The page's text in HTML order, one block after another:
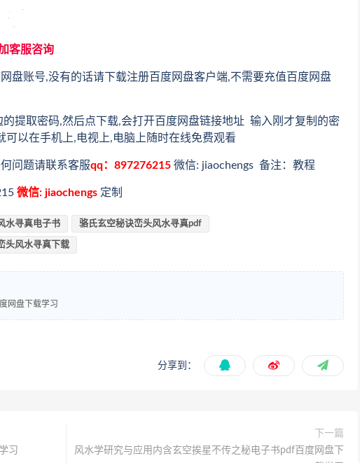
客服咨询
盘账号,没有的话请下载注册百度网盘客户端,不需要充值百度网盘
提取密码,然后点下载,会打开百度网盘链接地址 输入刚才复制的密
以在手机上,电视上,电脑上随时在线免费观看
问题请联系客服qq：897276215 微信: jiaochengs 备注：教程
微信: jiaochengs 定制
水寻真电子书 骆氏玄空秘诀峦头风水寻真pdf
头风水寻真下载
网盘下载学习
分享到：
习
下一篇
风水学研究与应用内含玄空挨星不传之秘电子书pdf百度网盘下